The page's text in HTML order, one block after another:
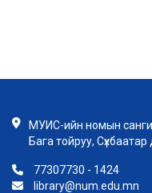
МУИС-ийн номын
Бага тойруу, Сүхбаатар
77307730 - 1424
library@num.edu.mn